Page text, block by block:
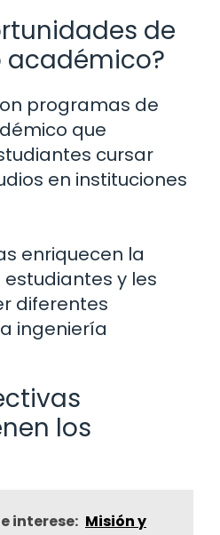
de
programas de
que
cursar
en instituciones
enriquecen la
y les
diferentes
ingeniería
los
interese: Misión y